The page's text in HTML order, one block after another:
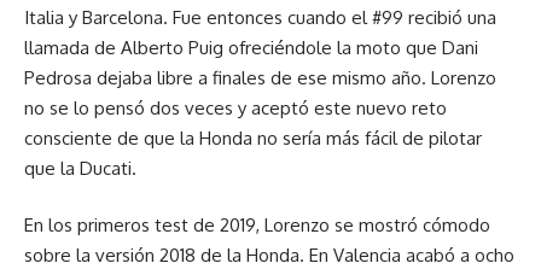
Italia y Barcelona. Fue entonces cuando el #99 recibió una
llamada de Alberto Puig ofreciéndole la moto que Dani
Pedrosa dejaba libre a finales de ese mismo año. Lorenzo
no se lo pensó dos veces y aceptó este nuevo reto
consciente de que la Honda no sería más fácil de pilotar
que la Ducati.
En los primeros test de 2019, Lorenzo se mostró cómodo
sobre la versión 2018 de la Honda. En Valencia acabó a ocho